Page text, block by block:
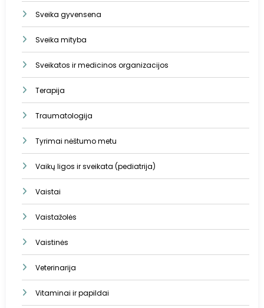
Sveika gyvensena
Sveika mityba
Sveikatos ir medicinos organizacijos
Terapija
Traumatologija
Tyrimai nėštumo metu
Vaikų ligos ir sveikata (pediatrija)
Vaistai
Vaistažolės
Vaistinės
Veterinarija
Vitaminai ir papildai